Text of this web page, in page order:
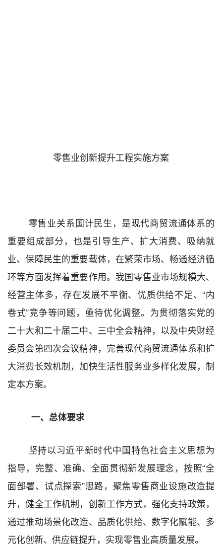
零售业创新提升工程实施方案
零售业关系国计民生，是现代商贸流通体系的
重要组成部分，也是引导生产、扩大消费、 吸纳就
业、保障民生的重要载体，在繁荣市场、畅通经济循
环等方面发挥着重要作用。我国零售业市场规模大、
经营主体多，存在发展不平衡、优质供给不足、“内
卷式”竞争等问题，亟待优化调整。 为贯彻落实党的
二十大和二十届二中、三中全会精神，以及中央财经
委员会第四次会议精神，完善现代商贸流通体系和扩
大消费长效机制，加快生活性服务业多样化发展，制
定本方案。
一、总体要求
坚持以习近平新时代中国特色社会主义思想为
指导， 完整、准确、全面贯彻新发展理念， 按照“全
面部署、试点探索”思路，聚焦零售商业设施改造提
升，健全工作机制，创新工作方式，强化支持政策，
通过推动场景化改造、品质化供给、 数字化赋能、多
元化创新、供应链提升，实现零售业高质量发展。